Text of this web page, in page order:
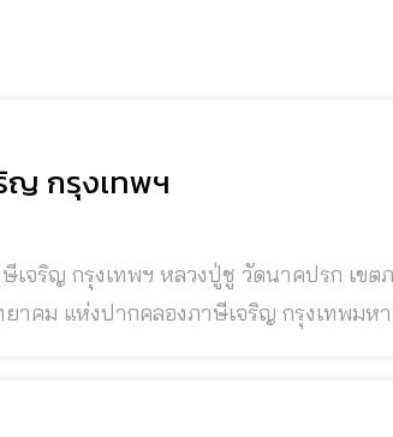
ญ กรุงเทพฯ
งปากคลองภาษีเจริญ กรุงเทพมหานคร ◉ ชาติภูมิห